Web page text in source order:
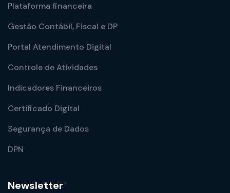
Plataforma financeira
Gestão Contábil, Fiscal e DP
Portal Atendimento Digital
Controle de Atividades
Indicadores Financeiros
Certificado Digital
Segurança de Dados
DPN
Newsletter